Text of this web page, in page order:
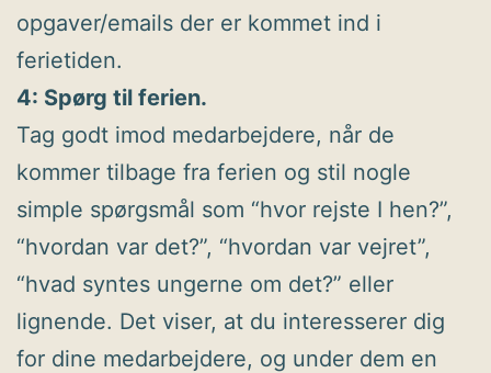
opgaver/emails der er kommet ind i
ferietiden.
4: Spørg til ferien.
Tag godt imod medarbejdere, når de
kommer tilbage fra ferien og stil nogle
simple spørgsmål som “hvor rejste I hen?”,
“hvordan var det?”, “hvordan var vejret”,
“hvad syntes ungerne om det?” eller
lignende. Det viser, at du interesserer dig
for dine medarbejdere, og under dem en